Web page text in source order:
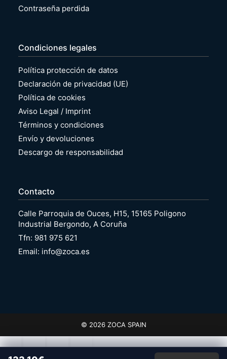
Contraseña perdida
Condiciones legales
Política protección de datos
Declaración de privacidad (UE)
Política de cookies
Aviso Legal / Imprint
Términos y condiciones
Envío y devoluciones
Descargo de responsabilidad
Contacto
Calle Parroquia de Ouces, H15, 15165 Poligono
Industrial Bergondo, A Coruña
Tfn: 981 975 621
Email: info@zoca.es
© 2026 ZOCA SPAIN